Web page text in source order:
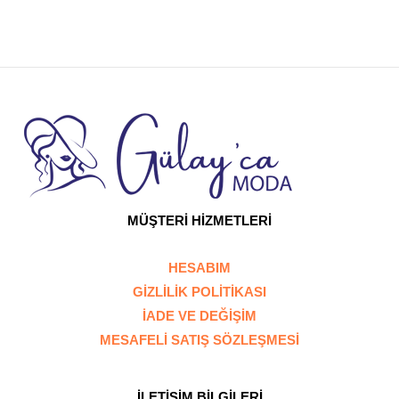
MÜŞTERİ HİZMETLERİ
HESABIM
GİZLİLİK POLİTİKASI
İADE VE DEĞİŞİM
MESAFELİ SATIŞ SÖZLEŞMESİ